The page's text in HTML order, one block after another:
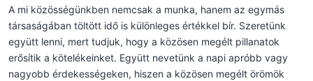
A mi közösségünkben nemcsak a munka, hanem az egymás
társaságában töltött idő is különleges értékkel bír. Szeretünk
együtt lenni, mert tudjuk, hogy a közösen megélt pillanatok
erősítik a kötelékeinket. Együtt nevetünk a napi apróbb vagy
nagyobb érdekességeken, hiszen a közösen megélt örömök